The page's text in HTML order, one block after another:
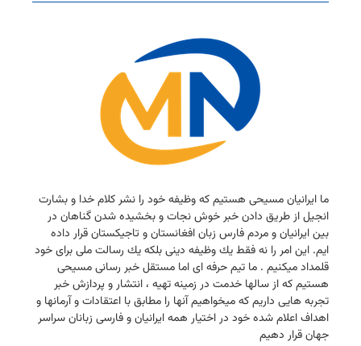
ما ایرانیان مسیحی هستیم كه وظیفه خود را نشر كلام خدا و بشارت
انجیل از طریق دادن خبر خوش نجات و بخشیده شدن گناهان در
بین ایرانیان و مردم فارس زبان افغانستان و تاجیكستان قرار داده
ایم. این امر را نه فقط یك وظیفه دینی بلكه یك رسالت ملی برای خود
قلمداد میكنیم . ما تیم حرفه ای اما مستقل خبر رسانی مسیحی
هستیم كه از سالها خدمت در زمینه تهیه ، انتشار و پردازش خبر
تجربه هایی داریم كه میخواهیم آنها را مطابق با اعتقادات و آرمانها و
اهداف اعلام شده خود در اختیار همه ایرانیان و فارسی زبانان سراسر
جهان قرار دهیم